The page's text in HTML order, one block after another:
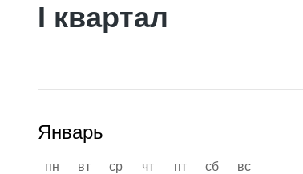
I квартал
Январь
пн вт ср чт пт сб
вс